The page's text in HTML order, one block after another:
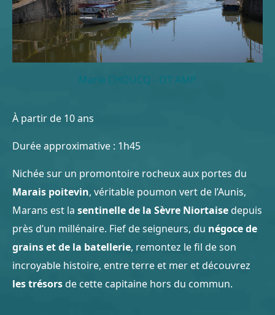
Marie CHOUCQ - OT AMP
À partir de 10 ans
Durée approximative : 1h45
Nichée sur un promontoire rocheux aux portes du
Marais poitevin, véritable poumon vert de l’Aunis,
Marans est la sentinelle de la Sèvre Niortaise depuis
près d’un millénaire. Fief de seigneurs, du négoce de
grains et de la batellerie, remontez le fil de son
incroyable histoire, entre terre et mer et découvrez
les trésorsde cette capitaine hors du commun.